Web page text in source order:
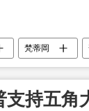
梵蒂岡
支持五角